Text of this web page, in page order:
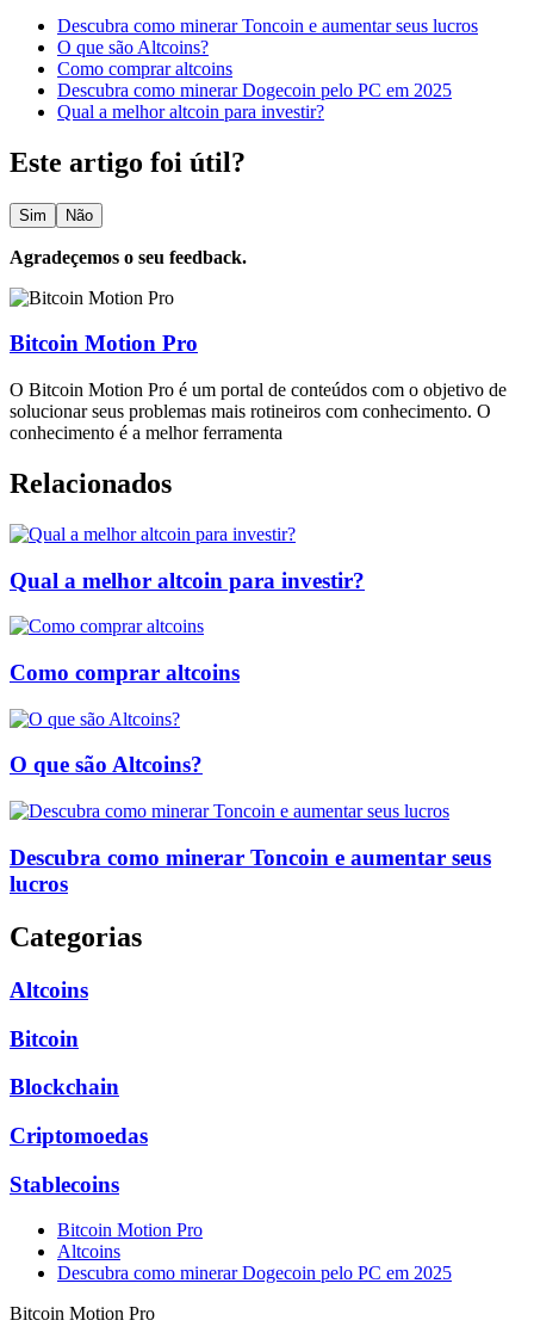
Descubra como minerar Toncoin e aumentar seus lucros
O que são Altcoins?
Como comprar altcoins
Descubra como minerar Dogecoin pelo PC em 2025
Qual a melhor altcoin para investir?
Este artigo foi útil?
Sim Não
Agradeçemos o seu feedback.
Bitcoin Motion Pro
O Bitcoin Motion Pro é um portal de conteúdos com o objetivo de
solucionar seus problemas mais rotineiros com conhecimento. O
conhecimento é a melhor ferramenta
Relacionados
Qual a melhor altcoin para investir?
Como comprar altcoins
O que são Altcoins?
Descubra como minerar Toncoin e aumentar seus
lucros
Categorias
Altcoins
Bitcoin
Blockchain
Criptomoedas
Stablecoins
Bitcoin Motion Pro
Altcoins
Descubra como minerar Dogecoin pelo PC em 2025
Bitcoin Motion Pro